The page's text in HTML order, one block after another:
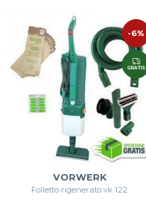
-6%
GRATIS
VORWERK
Folletto rigenerato vk 122